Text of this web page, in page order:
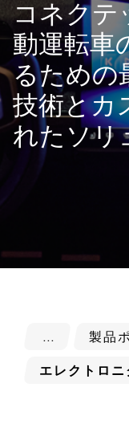
コネクテ
動運転車
るための
技術とカ
れたソリ
製品
エレクトロニ